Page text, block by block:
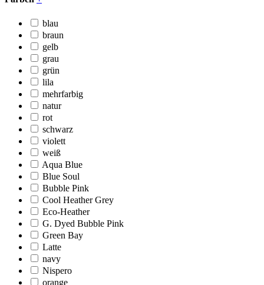
blau
braun
gelb
grau
grün
lila
mehrfarbig
natur
rot
schwarz
violett
weiß
Aqua Blue
Blue Soul
Bubble Pink
Cool Heather Grey
Eco-Heather
G. Dyed Bubble Pink
Green Bay
Latte
navy
Nispero
orange